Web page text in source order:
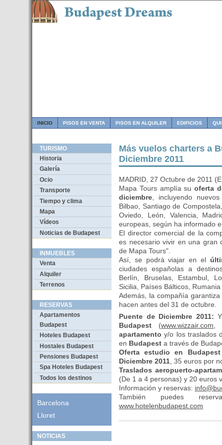
INICIO PISOS EN VENTA PISOS EN ALQUILER EDIFICIOS
TURISMO
Historia
Galería
Ocio
Transporte
Tiempo y clima
Mapa
Vídeos
Noticias de Budapest
INMUEBLES
Venta
Alquiler
Terrenos
RESERVAS
Apartamentos
Budapest
Hoteles Budapest
Hostales Budapest
Pensiones Budapest
Spa Hoteles Budapest
Todos los destinos
Barcelona
Lloret
NOTICIAS
Más vuelos charters a
Diciembre 2011
MADRID, 27 Octubre de 2011
Mapa Tours amplía su oferta
diciembre , incluyendo
Bilbao, Santiago de
Oviedo, León, Valencia,
europeas, según ha informado
El director comercial de la
es necesario vivir en una gran
de Mapa Tours".
Así, se podrá viajar en el
ciudades españolas a
Berlín, Bruselas, Estambul,
Sicilia, Países Bálticos,
Además, la compañía
hacen antes del 31 de octubre.
Puente de Diciembre 2011:
Budapest (www.wizzair.com
apartamento y/o los traslados
en Budapest a través de
Oferta estudio en
Diciembre 2011 , 35 euros por
Traslados aeropuerto-
(De 1 a 4 personas) y 20 euros
Información y reservas:
También puedes
www.hotelenbudapest.com